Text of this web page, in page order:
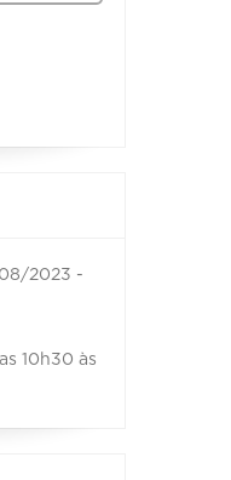
2023 -
10h30 às